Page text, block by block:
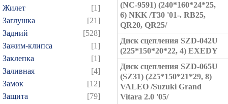
Жилет
[1]
Заглушка
[21]
Задний
[528]
Зажим-клипса
[1]
Заклепка
[1]
Заливная
[4]
Замок
[12]
Защита
[79]
(NC-9591) (240*160*24*25,
6) NKK /T30 '01-. RB25,
QR20, QR25/
Диск сцепления SZD-042U
(225*150*20*22, 4) EXEDY
Диск сцепления SZD-065U
(SZ31) (225*150*21*29, 8)
VALEO /Suzuki Grand
Vitara 2.0 '05/